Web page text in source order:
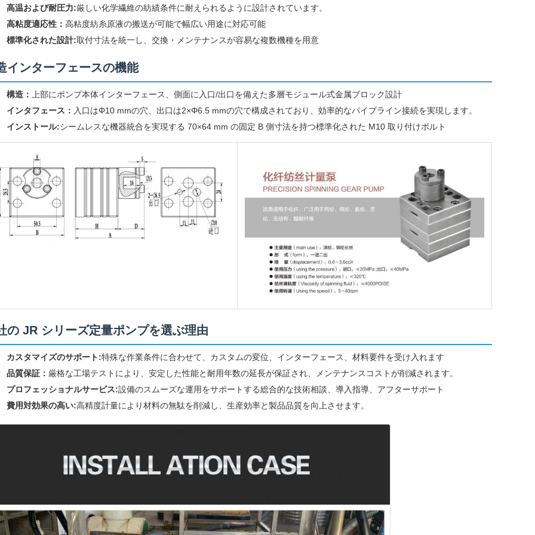
高温および耐圧力:厳しい化学繊維の紡績条件に耐えられるように設計されています。
高粘度適応性： 高粘度紡糸原液の搬送が可能で幅広い用途に対応可能
標準化された設計:取付寸法を統一し、交換・メンテナンスが容易な複数機種を用意
インターフェースの機能
構造：
上部にポンプ本体インターフェース、側面に入口/出口を備えた多層モジュール式金属ブロック設計
インタフェース： 入口はΦ10 mmの穴、出口は2×Φ6.5 mmの穴で構成されており、効率的なパイプライン接続を実現します。
インストール:シームレスな機器統合を実現する 70×64 mm の固定 B 側寸法を持つ標準化された M10 取り付けボルト
の JR シリーズ定量ポンプを選ぶ理由
カスタマイズのサポート:特殊な作業条件に合わせて、カスタムの変位、インターフェース、材料要件を受け入れます
品質保証： 厳格な工場テストにより、安定した性能と耐用年数の延長が保証され、メンテナンスコストが削減されます。
プロフェッショナルサービス:設備のスムーズな運用をサポートする総合的な技術相談、導入指導、アフターサポート
費用対効果の高い:高精度計量により材料の無駄を削減し、生産効率と製品品質を向上させます。